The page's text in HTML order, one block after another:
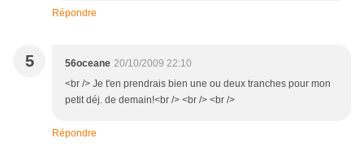
Répondre
5 56oceane 20/10/2009 22:10
<br /> Je t'en prendrais bien une ou deux tranches pour mon
petit déj. de demain!<br /> <br /> <br />
Répondre